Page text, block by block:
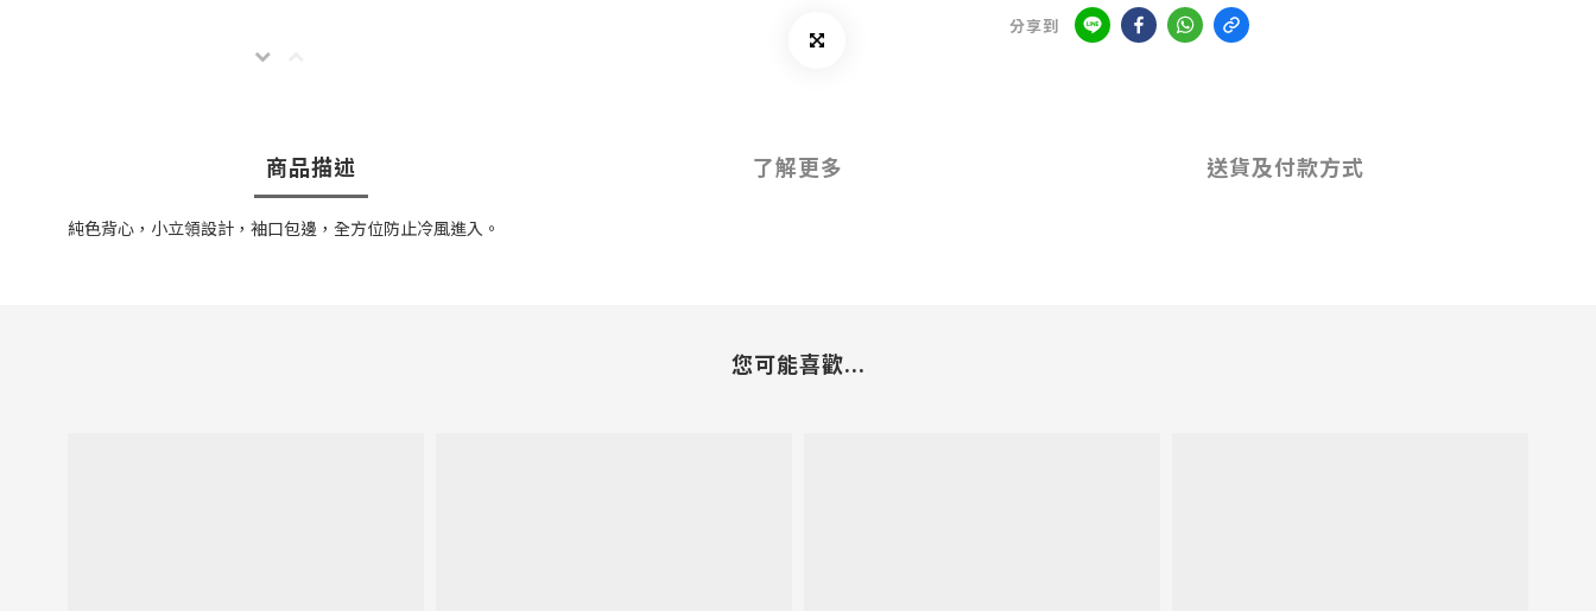
分享到
商品描述 了解更多 送貨及付款方式
純色背心，小立領設計，袖口包邊，全方位防止冷風進入。
您可能喜歡...